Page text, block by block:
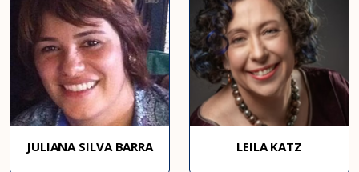
JULIANA SILVA BARRA LEILA KATZ